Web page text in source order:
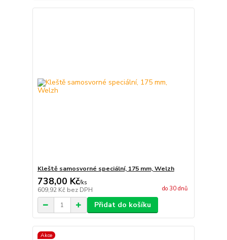
Kleště samosvorné speciální, 175 mm, Welzh
738,00 Kč/ks
609,92 Kč bez DPH do 30 dnů
Přidat do košíku
Akce